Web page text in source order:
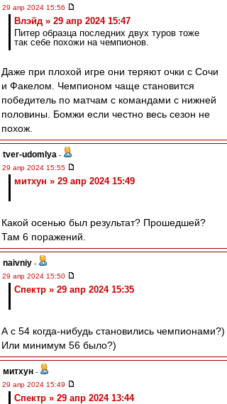
29 апр 2024 15:56
Влэйд » 29 апр 2024 15:47
Питер образца последних двух туров тоже
так себе похожи на чемпионов.
Даже при плохой игре они теряют очки с Сочи
и Факелом. Чемпионом чаще становится
победитель по матчам с командами с нижней
половины. Бомжи если честно весь сезон не
похож.
tver-udomlya -
29 апр 2024 15:55
митхун » 29 апр 2024 15:49
Какой осенью был результат? Прошедшей?
Там 6 поражений.
naivniy -
29 апр 2024 15:50
Спектр » 29 апр 2024 15:35
А с 54 когда-нибудь становились чемпионами?)
Или минимум 56 было?)
митхун -
29 апр 2024 15:49
Спектр » 29 апр 2024 13:44